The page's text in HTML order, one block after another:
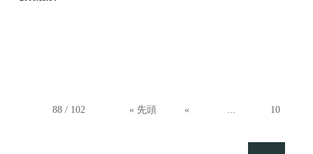
88 / 102 « 先頭 « 10